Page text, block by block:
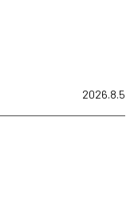
2026.8.5